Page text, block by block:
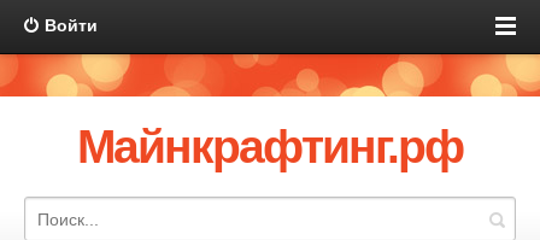
Войти
Майнкрафтинг.рф